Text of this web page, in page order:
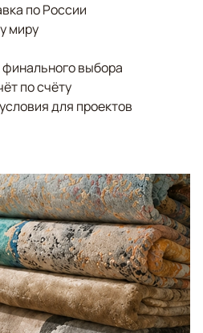
по России
миру
выбора
по счёту
для проектов